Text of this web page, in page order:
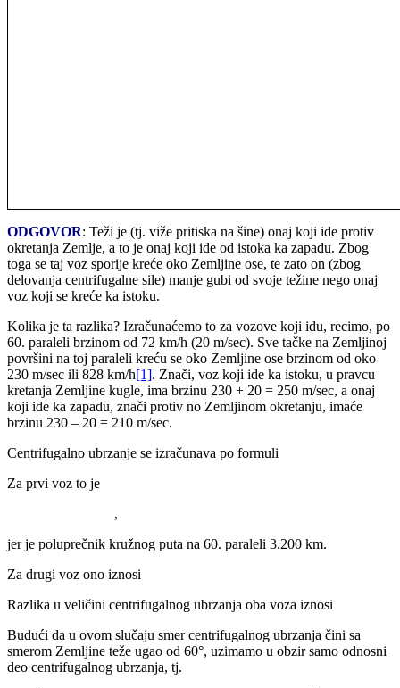
ODGOVOR: Teži je (tj. viže pritiska na šine) onaj koji ide protiv
okretanja Zemlje, a to je onaj koji ide od istoka ka zapadu. Zbog
toga se taj voz sporije kreće oko Zemljine ose, te zato on (zbog
delovanja centrifugalne sile) manje gubi od svoje težine nego onaj
voz koji se kreće ka istoku.
Kolika je ta razlika? Izračunaćemo to za vozove koji idu, recimo, po
60. paraleli brzinom od 72 km/h (20 m/sec). Sve tačke na Zemljinoj
površini na toj paraleli kreću se oko Zemljine ose brzinom od oko
230 m/sec ili 828 km/h[1]. Znači, voz koji ide ka istoku, u pravcu
kretanja Zemljine kugle, ima brzinu 230 + 20 = 250 m/sec, a onaj
koji ide ka zapadu, znači protiv no Zemljinom okretanju, imaće
brzinu 230 – 20 = 210 m/sec.
Centrifugalno ubrzanje se izračunava po formuli
Za prvi voz to je
,
jer je poluprečnik kružnog puta na 60. paraleli 3.200 km.
Za drugi voz ono iznosi
Razlika u veličini centrifugalnog ubrzanja oba voza iznosi
Budući da u ovom slučaju smer centrifugalnog ubrzanja čini sa
smerom Zemljine teže ugao od 60°, uzimamo u obzir samo odnosni
deo centrifugalnog ubrzanja, tj.